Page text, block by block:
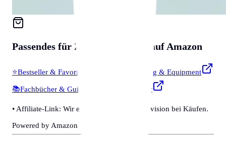
Passendes für Zubehör & Tools auf Amazon
⭐Bestseller & Favoriten
Profi-Werkzeug & Equipment
📚Fachbücher & Guides Smarte Helfer
• Affiliate-Link: Wir erhalten eine kleine Provision bei Käufen.
Powered by Amazon 🛒